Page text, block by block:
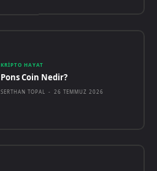
KRIPTO HAYAT
Pons Coin Nedir?
SERTHAN TOPAL - 26 TEMMUZ 2026